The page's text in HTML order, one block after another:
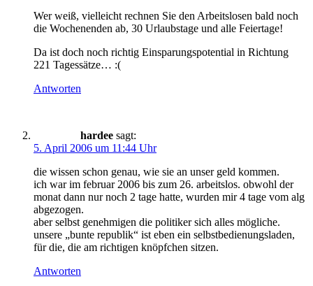
Wer weiß, vielleicht rechnen Sie den Arbeitslosen bald noch
die Wochenenden ab, 30 Urlaubstage und alle Feiertage!
Da ist doch noch richtig Einsparungspotential in Richtung
221 Tagessätze… :(
Antworten
hardee sagt:
5. April 2006 um 11:44 Uhr
die wissen schon genau, wie sie an unser geld kommen.
ich war im februar 2006 bis zum 26. arbeitslos. obwohl der
monat dann nur noch 2 tage hatte, wurden mir 4 tage vom alg
abgezogen.
aber selbst genehmigen die politiker sich alles mögliche.
unsere „bunte republik“ ist eben ein selbstbedienungsladen,
für die, die am richtigen knöpfchen sitzen.
Antworten